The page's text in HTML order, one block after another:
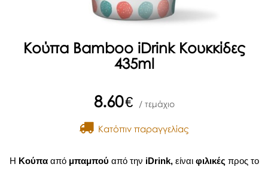
Κούπα Bamboo iDrink Κουκκίδες
435ml
8.60€ / τεμάχιο
Kατόπιν παραγγελίας
Η Κούπααπό μπαμπού από την iDrink,είναι φιλικές προς το